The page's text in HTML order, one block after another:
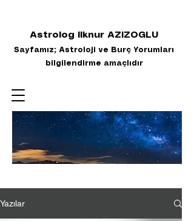
Astrolog Ilknur AZIZOGLU
Sayfamız; Astroloji ve Burç Yorumları
bilgilendirme amaçlıdır
Yazılar